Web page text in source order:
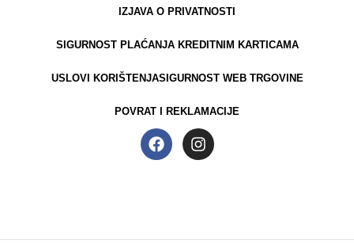
IZJAVA O PRIVATNOSTI
SIGURNOST PLAĆANJA KREDITNIM KARTICAMA
USLOVI KORIŠTENJASIGURNOST WEB TRGOVINE
POVRAT I REKLAMACIJE